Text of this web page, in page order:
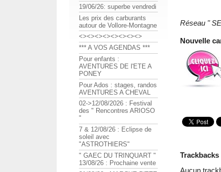
Réseau "
Nouvelle
Trackbacks
Aucun
19/06/26: superbe vendredi
Les prix des carburants
autour de Vollore-Montagne
<><><><><><><><>
*** A VOS AGENDAS ***
Pour enfants :
AVENTURES DE l'ETE A
PONEY
Pour Ados : stages, randos
AVENTURES A CHEVAL
02->12/08/2026 : Festival
des " Rencontres ARIOSO
"
7 & 12/08/26 : Eclipse de
soleil avec
"ASTROTHIERS"
" GAEC DU TRINQUART "
13/08/26 : Prochaine vente